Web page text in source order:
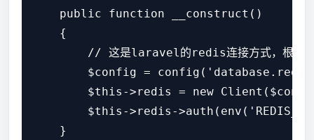
    public function __construct()
    {
// 这是laravel的redis连接方式，根据自
$config =
$this->redis = new
$this->redis-
    }